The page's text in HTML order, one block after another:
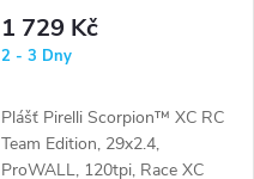
1 729 Kč
2 - 3 Dny
Plášť Pirelli Scorpion™ XC RC
Team Edition, 29x2.4,
ProWALL, 120tpi, Race XC